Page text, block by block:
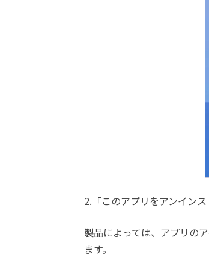
2.「このアプリをアンイン
製品によっては、アプリの
ます。